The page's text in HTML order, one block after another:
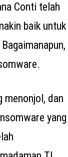
Conti telah
baik untuk
menonjol, dan
yang